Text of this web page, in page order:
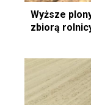
Wyższe
zbiorą